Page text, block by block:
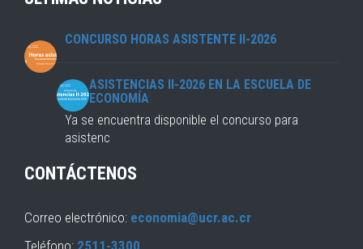
CONCURSO HORAS ASISTENTE II-2026
ASISTENCIAS II-2026 EN LA ESCUELA DE
ECONOMÍA
Ya se encuentra disponible el concurso para
asistenc
CONTÁCTENOS
Correo electrónico: economia@ucr.ac.cr
Teléfono: 2511-3300